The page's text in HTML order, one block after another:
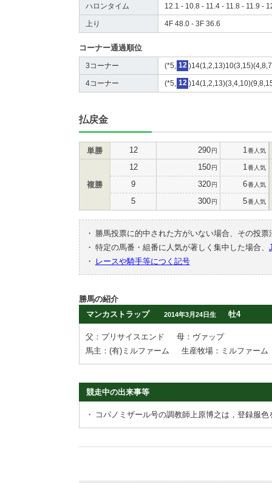
ハロンタイム 12.1 - 10.8 - 11.4 - 11.8 - 11.9 -
上り 4F 48.0 - 3F 36.6
コーナー通過順位
3コーナー (*5, 12
4コーナー (*5, 12
払戻金
単勝 12 290円 1 番人気
複勝
12 150円 1 番人気
9 320円 6番人気
5 300円 5番人気
・
勝馬投票に的中された方がいない場合、その投
・ 特定の馬番・組番に人気が著しく集中した場合、
・
レースや騎手等につく記号
勝馬の紹介
マンカストラップ
2014年3月24日生 牡4
父：プリサイスエンド
母：ヴァップ
馬主：(有)ミルファーム
生産牧場：ミルファーム
競走中の出来事等
・ コパノミザール号の調教師上原博之は，登録服